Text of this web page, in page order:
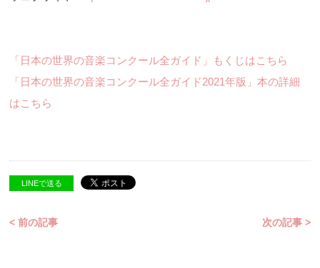
「日本の世界の音楽コンクール全ガイド」もくじはこちら
「日本の世界の音楽コンクール全ガイド2021年版」本の詳細
はこちら
LINEで送る
< 前の記事 次の記事 >